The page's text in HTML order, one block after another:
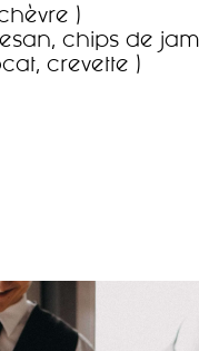
)
chips de
crevette )